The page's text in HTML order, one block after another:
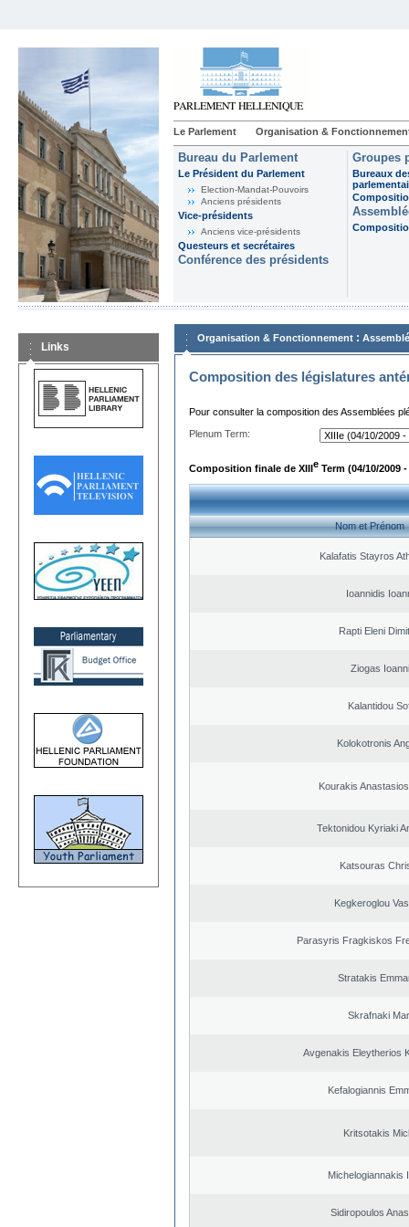
Le Parlement Organisation &
Bureau du Parlement
Le Président du Parlement
Election-Mandat-Pouvoirs
Anciens présidents
Vice-présidents
Anciens vice-présidents
Questeurs et secrétaires
Conférence des présidents
Groupes
Bureaux
Links
Organisation & Fonctionnement :
Composition des législatures
Pour consulter la composition des Assemblées
Plenum Term:
Composition finale de XIIIe Term (04/10/2009 -
Nom et Prénom
Kalafatis Stayros
Ioannidis
Rapti Eleni
Ziogas
Kalantidou
Kolokotronis
Kourakis
Tektonidou Kyriaki
Katsouras
Kegkeroglou
Parasyris Fragkiskos
Stratakis
Skrafnaki
Avgenakis Eleytherios
Kefalogiannis
Kritsotakis
Michelogiannakis
Sidiropoulos